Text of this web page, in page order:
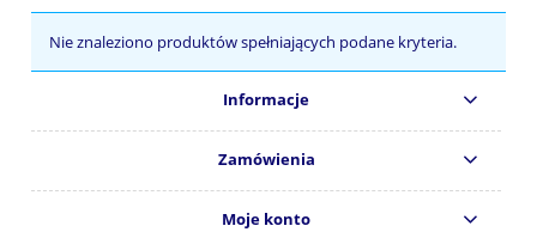
Nie znaleziono produktów spełniających podane kryteria.
Informacje
Zamówienia
Moje konto